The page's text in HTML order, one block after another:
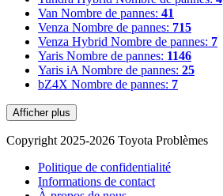
Van Nombre de pannes: 41
Venza Nombre de pannes: 715
Venza Hybrid Nombre de pannes: 7
Yaris Nombre de pannes: 1146
Yaris iA Nombre de pannes: 25
bZ4X Nombre de pannes: 7
Afficher plus
Copyright 2025-2026 Toyota Problèmes
Politique de confidentialité
Informations de contact